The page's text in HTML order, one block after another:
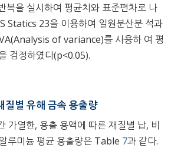
복을 실시하여 평균치와 표준편차로 나
Statics 23을 이용하여 일원분산분 석과
of variance)를 사용하 여 평
검정하였다(p<0.05).
질별 유해 금속 용출량
가열한, 용출 용액에 따른 재질별 납, 비
루미늄 평균 용출량은 Table 7과 같다.